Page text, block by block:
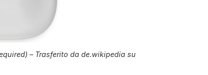
– Trasferito da de.wikipedia su